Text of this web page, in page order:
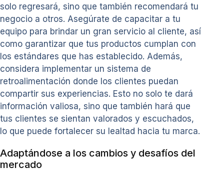
solo regresará, sino que también recomendará tu
negocio a otros. Asegúrate de capacitar a tu
equipo para brindar un gran servicio al cliente, así
como garantizar que tus productos cumplan con
los estándares que has establecido. Además,
considera implementar un sistema de
retroalimentación donde los clientes puedan
compartir sus experiencias. Esto no solo te dará
información valiosa, sino que también hará que
tus clientes se sientan valorados y escuchados,
lo que puede fortalecer su lealtad hacia tu marca.
Adaptándose a los cambios y desafíos del
mercado